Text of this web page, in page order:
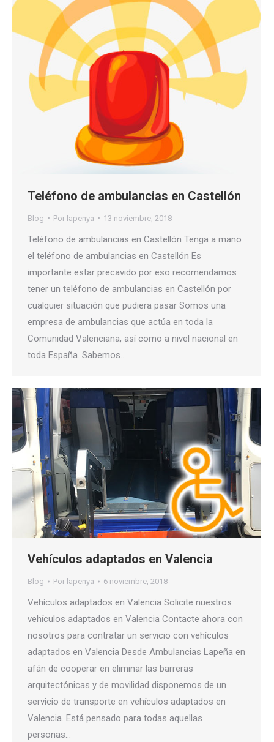
Teléfono de ambulancias en Castellón
Blog Por lapenya 13 noviembre, 2018
Teléfono de ambulancias en Castellón Tenga a mano
el teléfono de ambulancias en Castellón Es
importante estar precavido por eso recomendamos
tener un teléfono de ambulancias en Castellón por
cualquier situación que pudiera pasar Somos una
empresa de ambulancias que actúa en toda la
Comunidad Valenciana, así como a nivel nacional en
toda España. Sabemos…
Vehículos adaptados en Valencia
Blog Por lapenya 6 noviembre, 2018
Vehículos adaptados en Valencia Solicite nuestros
vehículos adaptados en Valencia Contacte ahora con
nosotros para contratar un servicio con vehículos
adaptados en Valencia Desde Ambulancias Lapeña en
afán de cooperar en eliminar las barreras
arquitectónicas y de movilidad disponemos de un
servicio de transporte en vehículos adaptados en
Valencia. Está pensado para todas aquellas
personas…